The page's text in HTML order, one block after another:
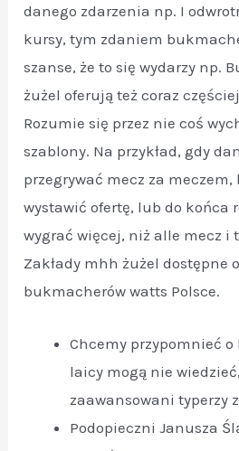
danego zdarzenia np. I
kursy, tym zdaniem
szanse, że to się wydarzy np.
żużel oferują też coraz
Rozumie się przez nie coś
szablony. Na przykład, gdy
przegrywać mecz za
wystawić ofertę, lub do końca
wygrać więcej, niż alle mecz i
Zakłady mhh żużel dostępne
bukmacherów watts Polsce.
Chcemy przypomnieć
laicy mogą nie
zaawansowani typerzy
Podopieczni Janusza